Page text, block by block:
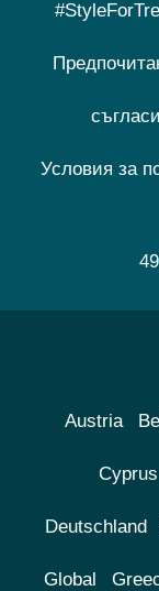
Условия за
Austria
Cyprus
Deutschland
Global